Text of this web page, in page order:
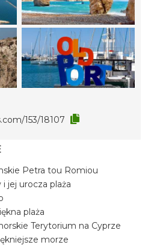
153/18107
Petra tou Romiou
i jej urocza plaża
plaża
Terytorium na Cyprze
morze